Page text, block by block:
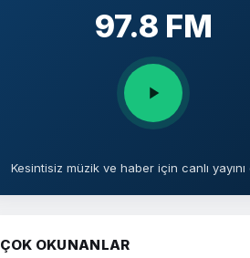
97.8 FM
Kesintisiz müzik ve haber için canlı yayını
ÇOK OKUNANLAR